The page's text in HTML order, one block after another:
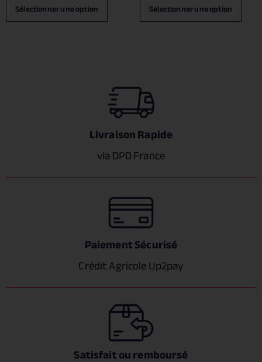
Sélectionner une option Sélectionner une option
Livraison Rapide
via DPD France
Paiement Sécurisé
Crédit Agricole Up2pay
Satisfait ou remboursé